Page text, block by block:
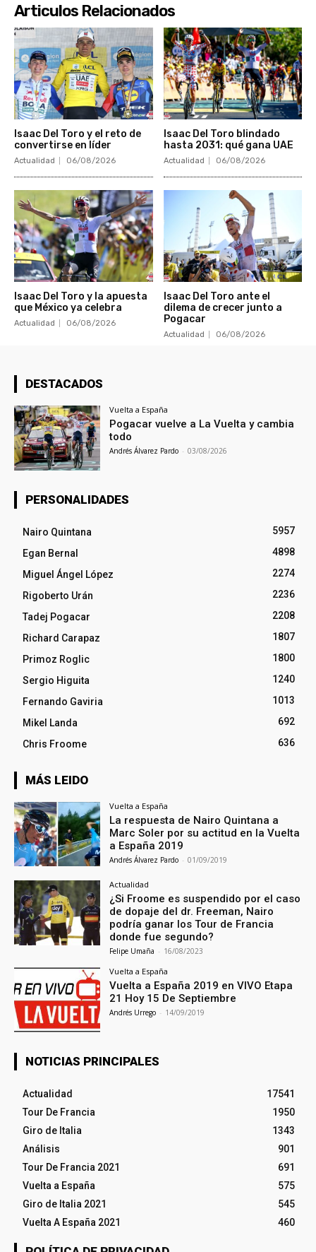
Articulos Relacionados
Isaac Del Toro y el reto de
convertirse en líder
Actualidad 06/08/2026
Isaac Del Toro blindado
hasta 2031: qué gana UAE
Actualidad 06/08/2026
Isaac Del Toro y la apuesta
que México ya celebra
Actualidad 06/08/2026
Isaac Del Toro ante el
dilema de crecer junto a
Pogacar
Actualidad 06/08/2026
DESTACADOS
Vuelta a España
Pogacar vuelve a La Vuelta y cambia
todo
Andrés Álvarez Pardo - 03/08/2026
PERSONALIDADES
Nairo Quintana
5957
Egan Bernal
4898
Miguel Ángel López
2274
Rigoberto Urán
2236
Tadej Pogacar
2208
Richard Carapaz
1807
Primoz Roglic
1800
Sergio Higuita
1240
Fernando Gaviria
1013
Mikel Landa
692
Chris Froome
636
MÁS LEIDO
Vuelta a España
La respuesta de Nairo Quintana a
Marc Soler por su actitud en la Vuelta
a España 2019
Andrés Álvarez Pardo - 01/09/2019
Actualidad
¿Si Froome es suspendido por el caso
de dopaje del dr. Freeman, Nairo
podría ganar los Tour de Francia
donde fue segundo?
Felipe Umaña - 16/08/2023
Vuelta a España
Vuelta a España 2019 en VIVO Etapa
21 Hoy 15 De Septiembre
Andrés Urrego - 14/09/2019
NOTICIAS PRINCIPALES
Actualidad
17541
Tour De Francia
1950
Giro de Italia
1343
Análisis
901
Tour De Francia 2021
691
Vuelta a España
575
Giro de Italia 2021
545
Vuelta A España 2021
460